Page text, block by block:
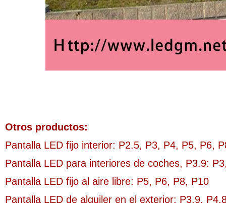
Otros productos:
Pantalla LED fijo interior: P2.5, P3, P4, P5, P6,
Pantalla LED para interiores de coches, P3.9:
Pantalla LED fijo al aire libre: P5, P6, P8, P10
Pantalla LED de alquiler en el exterior: P3.9,